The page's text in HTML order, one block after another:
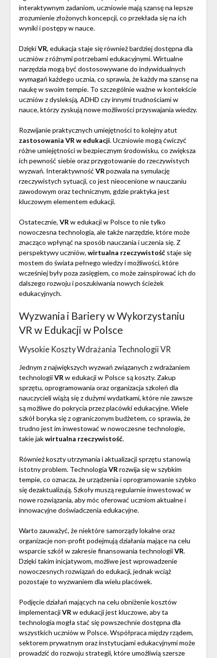
interaktywnym zadaniom, uczniowie mają szansę na lepsze
zrozumienie złożonych koncepcji, co przekłada się na ich
wyniki i postępy w nauce.
DziękiVR, edukacja staje się również bardziej dostępna dla
uczniów z różnymi potrzebami edukacyjnymi. Wirtualne
narzędzia mogą być dostosowywane do indywidualnych
wymagań każdego ucznia, co sprawia, że każdy ma szansę na
naukę w swoim tempie. To szczególnie ważne w kontekście
uczniów z dysleksją, ADHD czy innymi trudnościami w
nauce, którzy zyskują nowe możliwości przyswajania wiedzy.
Rozwijanie praktycznych umiejętności to kolejny atut
zastosowania VR w edukacji. Uczniowie mogą ćwiczyć
różne umiejętności w bezpiecznym środowisku, co zwiększa
ich pewność siebie oraz przygotowanie do rzeczywistych
wyzwań. Interaktywność VR pozwala na symulację
rzeczywistych sytuacji, co jest nieocenione w nauczaniu
zawodowym oraz technicznym, gdzie praktyka jest
kluczowym elementem edukacji.
Ostatecznie, VR w edukacji w Polsce to nie tylko
nowoczesna technologia, ale także narzędzie, które może
znacząco wpłynąć na sposób nauczania i uczenia się. Z
perspektywy uczniów, wirtualna rzeczywistośćstaje się
mostem do świata pełnego wiedzy i możliwości, które
wcześniej były poza zasięgiem, co może zainspirować ich do
dalszego rozwoju i poszukiwania nowych ścieżek
edukacyjnych.
Wyzwania i Bariery w Wykorzystaniu
VR w Edukacji w Polsce
Wysokie Koszty Wdrażania Technologii VR
Jednym z największych wyzwań związanych z wdrażaniem
technologiiVR w edukacji w Polsce są koszty. Zakup
sprzętu, oprogramowania oraz organizacja szkoleń dla
nauczycieli wiążą się z dużymi wydatkami, które nie zawsze
są możliwe do pokrycia przez placówki edukacyjne. Wiele
szkół boryka się z ograniczonym budżetem, co sprawia, że
trudno jest im inwestować w nowoczesne technologie,
takie jakwirtualna rzeczywistość.
Również koszty utrzymania i aktualizacji sprzętu stanowią
istotny problem. Technologia VR rozwija się w szybkim
tempie, co oznacza, że urządzenia i oprogramowanie szybko
się dezaktualizują. Szkoły muszą regularnie inwestować w
nowe rozwiązania, aby móc oferować uczniom aktualne i
innowacyjne doświadczenia edukacyjne.
Warto zauważyć, że niektóre samorządy lokalne oraz
organizacje non-profit podejmują działania mające na celu
wsparcie szkół w zakresie finansowania technologiiVR.
Dzięki takim inicjatywom, możliwe jest wprowadzenie
nowoczesnych rozwiązań do edukacji, jednak wciąż
pozostaje to wyzwaniem dla wielu placówek.
Podjęcie działań mających na celu obniżenie kosztów
implementacjiVR w edukacji jest kluczowe, aby ta
technologia mogła stać się powszechnie dostępna dla
wszystkich uczniów w Polsce. Współpraca między rządem,
sektorem prywatnym oraz instytucjami edukacyjnymi może
prowadzić do rozwoju strategii, które umożliwią szersze